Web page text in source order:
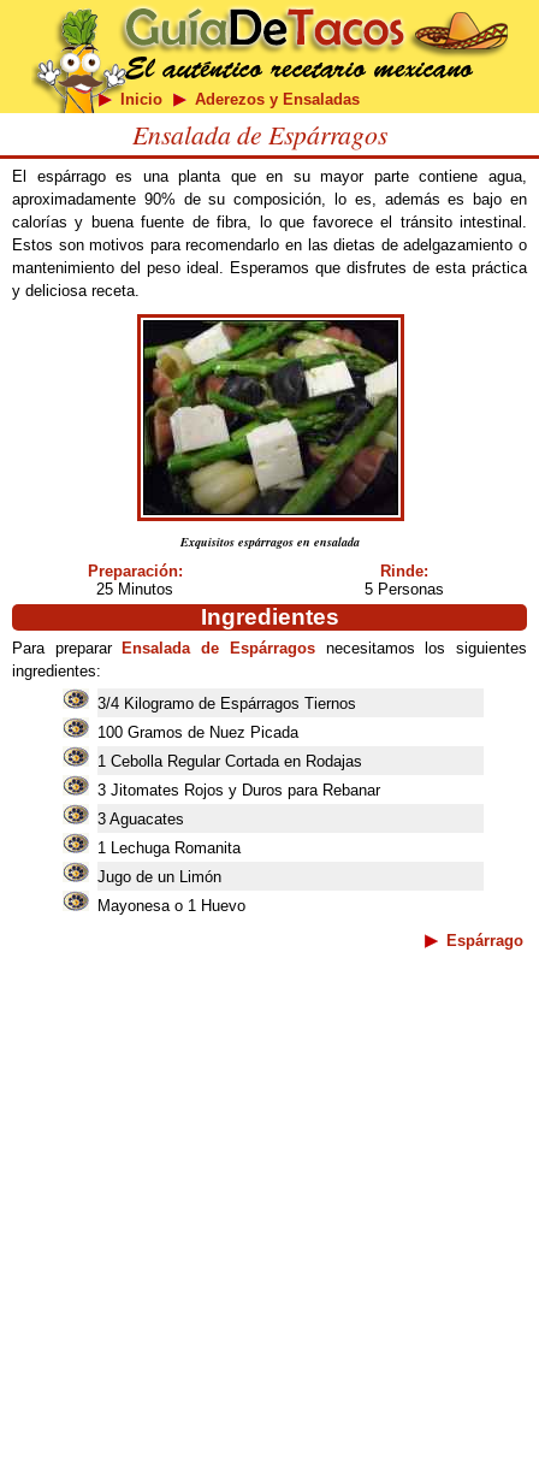
Inicio Aderezos y Ensaladas
Ensalada de Espárragos
El espárrago es una planta que en su mayor parte contiene agua,
aproximadamente 90% de su composición, lo es, además es bajo en
calorías y buena fuente de fibra, lo que favorece el tránsito intestinal.
Estos son motivos para recomendarlo en las dietas de adelgazamiento o
mantenimiento del peso ideal. Esperamos que disfrutes de esta práctica
y deliciosa receta.
Exquisitos espárragos en ensalada
Preparación:
25 Minutos
Rinde:
5 Personas
Ingredientes
Para preparar Ensalada de Espárragosnecesitamos los siguientes
ingredientes:
3/4 Kilogramo de Espárragos Tiernos
100 Gramos de Nuez Picada
1 Cebolla Regular Cortada en Rodajas
3 Jitomates Rojos y Duros para Rebanar
3 Aguacates
1 Lechuga Romanita
Jugo de un Limón
Mayonesa o 1 Huevo
Espárrago